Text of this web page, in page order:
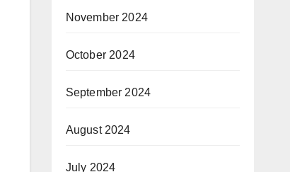
November 2024
October 2024
September 2024
August 2024
July 2024